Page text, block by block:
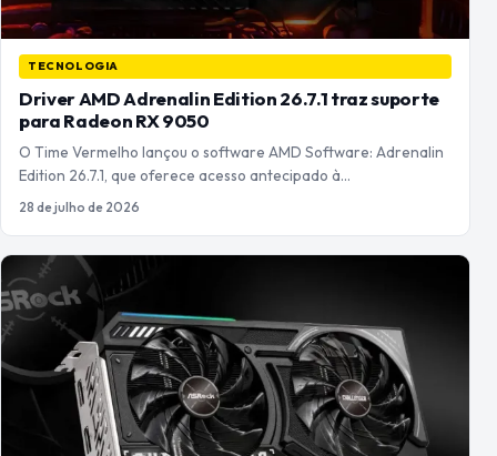
TECNOLOGIA
Driver AMD Adrenalin Edition 26.7.1 traz suporte
para Radeon RX 9050
O Time Vermelho lançou o software AMD Software: Adrenalin
Edition 26.7.1, que oferece acesso antecipado à…
28 de julho de 2026